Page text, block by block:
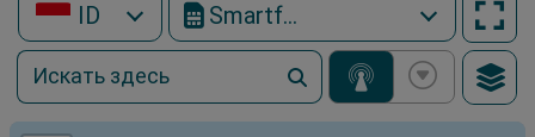
ID Smartfren